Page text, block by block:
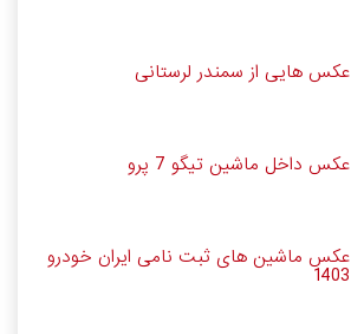
عکس هایی از سمندر لرستانی
عکس داخل ماشین تیگو 7 پرو
عکس ماشین های ثبت نامی ایران خودرو
1403